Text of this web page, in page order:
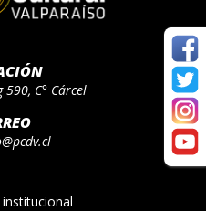
590, C° Cárcel